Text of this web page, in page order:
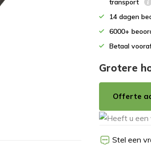
transport
14 dagen
6000+
Betaal
Grotere
Offerte
Stel een